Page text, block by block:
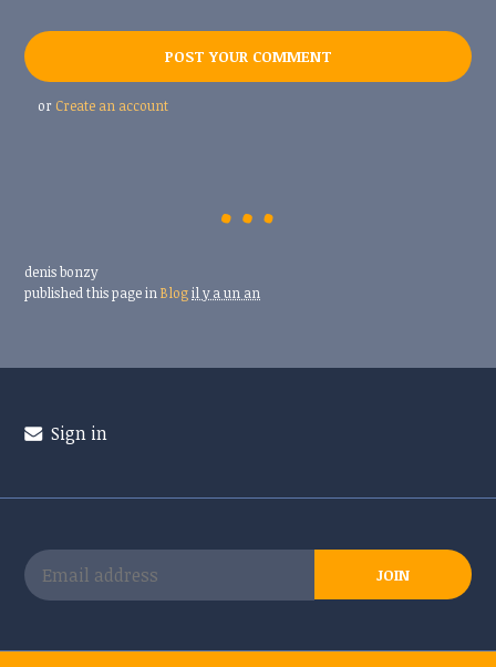
or Create an account
denis bonzy
published this page inBlog il y a un an
Sign in